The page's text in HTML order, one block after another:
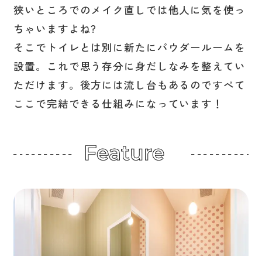
狭いところでのメイク直しでは他人に気を使っ
ちゃいますよね?
そこでトイレとは別に新たにパウダールームを
設置。これで思う存分に身だしなみを整えてい
ただけます。後方には流し台もあるのですべて
ここで完結できる仕組みになっています！